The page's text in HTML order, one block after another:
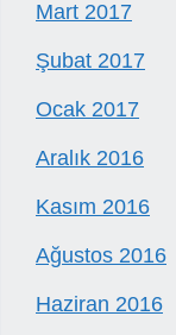
Mart 2017
Şubat 2017
Ocak 2017
Aralık 2016
Kasım 2016
Ağustos 2016
Haziran 2016